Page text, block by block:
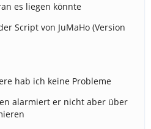
es liegen könnte
Script von JuMaHo (Version
hab ich keine Probleme
alarmiert er nicht aber über